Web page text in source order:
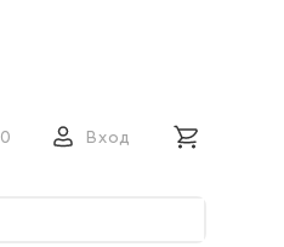
0 Вход